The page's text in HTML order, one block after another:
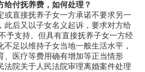
给付抚养费，如何处理？
或直接抚养子女一方承诺不要求另一
此后又以子女名义起诉，要求对方给
予支持。但具有直接抚养子女一方经
不足以维持子女当地一般生活水平，
、医疗等费用确有增加等正当情形
法院关于人民法院审理离婚案件处理